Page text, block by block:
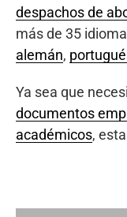
despachos de
más de 35
alemán,
Ya sea que
documentos
académicos,